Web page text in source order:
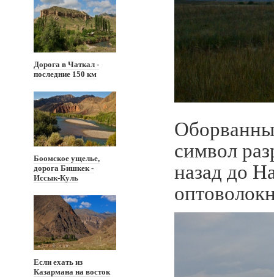
Дорога в Чаткал -
последние 150 км
Боомское ущелье,
дорога Бишкек -
Иссык-Куль
Если ехать из
Казармана на восток
символ
назад до